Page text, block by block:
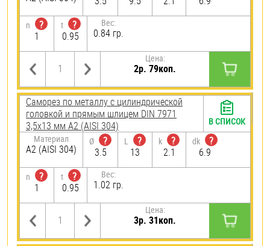
n
?
1
t
?
0.95
Вес:
0.84 гр.
Цена:
2р. 79коп.
Саморез по металлу с цилиндрической
головкой и прямым шлицем DIN 7971
3,5х13 мм А2 (AISI 304)
Материал
А2 (AISI 304)
Ø
?
3.5
L
?
13
k
?
2.1
dk
?
6.9
n
?
1
t
?
0.95
Вес:
1.02 гр.
Цена:
3р. 31коп.
В СПИСОК